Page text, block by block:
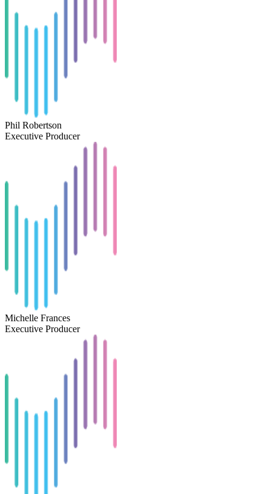
Phil Robertson
Executive Producer
Michelle Frances
Executive Producer